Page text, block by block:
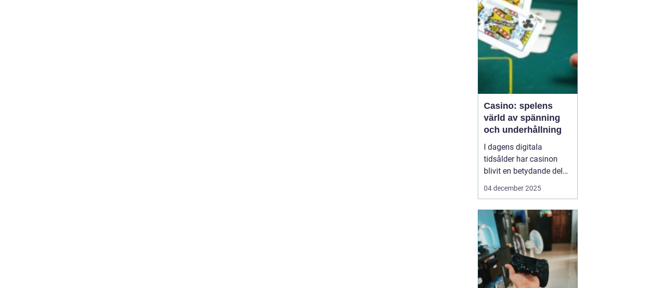
kan skapa en falsk
känsla av säkerhet som
f...
Casino: spelens
värld av spänning
och underhållning
I dagens digitala
tidsålder har casinon
blivit en betydande del
av onlineunderhållning.
erbjuder casinovärlden
en oändlig mängd
möjligheter för spelare
att nj...
04 december 2025